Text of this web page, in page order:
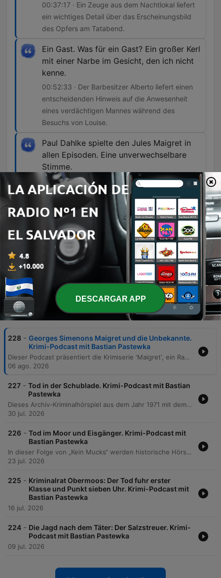
00:37:17 · Ein Zeuge aus dem Nachtlokal liefert
ein wichtiges Detail über das Erscheinungsbild
des Opfers am Tatabend.
Ein Gast. Was für ein Gast? Ein großer Kerl
mit einer Narbe im Gesicht, den ich nicht
kenne.
00:52:33 · Der Barbesitzer Alberto liefert einen
entscheidenden Hinweis auf die Anwesenheit
eines verdächtigen Mannes während des
Besuchs von Louise.
Paul Dahlke spielte den Jules Maigret in
allen Episoden. Eine unverwechselbare
Stimme.
01:00:09 · Der Sprecher würdigt die
schauspielerische Leistung von Paul Dahlke in
der Maigret-Serie.
Genau, unsere gepfiffene Kein Mucks
Schlussmusik ist die Instrumentalversion
von Michael Jaris Lied Ausgerechnet Du.
01:20:34 · Der Sprecher enthüllt die Herkunft der
Schlussmelodie des Podcasts.
Episodios
228 - Georges Simenons Maigret und die Unbekannte.
Krimi-Podcast mit Bastian Pastewka
Dieser Podcast präsentiert die Krimiserie 'Maigret', ein Radiohörspiel aus dem Jahr 1961 basierend auf den Romanen von Georges Simenon. Im Fokus steht das erste Hörspiel 'Maigret und die Unbekannte', in dem die Ermittlungen rund um die Leiche eines jungen Mädchens am Place Vendôme sowie die Suche nach Spuren wie einem alten Foto und Zeugenaussagen thematisiert werden. Zusätzlich beleuchtet die Episode das filmische und hörspieltechnische Erbe der beteiligten Schauspieler, darunter Paul Dahlke, Ulrich Beiger und Lina Carstens. Die Folge schließt mit einem Rückblick auf die Maigret-Produktionen sowie musikalischen Verbindungen zum ZDF-Krimi 'Der Kommissar'.
06 ago. 2026
227 - Tod in der Schublade. Krimi-Podcast mit Bastian
Pastewka
Dieses Archiv-Kriminalhörspiel aus dem Jahr 1971 mit dem Titel 'Tod in der Schublade' behandelt den Fall von Mr. Onslow, der behauptet, einen Einbrecher erschossen zu haben. Die Ermittlungen von Inspektor Haskell und Sergeant Figgins decken jedoch eine Inszenierung auf, die schließlich zur Enthüllung einer Erpressung durch Mrs. Onslow führt. Die Episode beleuchtet zudem die Hintergründe des Falls, einschließlich der Entdeckung verbrannter Beweise und der Identifizierung des wahren Täters. Abschließend widmet sich der Podcast den Karrieren der legendären Schauspieler Günther Ungeheuer und Peter Fitz sowie deren prägenden Rollen in klassischen deutschen Hörspielkrimis.
30 jul. 2026
226 - Tod im Moor und Eisgänger. Krimi-Podcast mit
Bastian Pastewka
In dieser Folge von „Kein Mucks“ werden historische Hörspielschätze aus dem DDR-Archiv präsentiert. Im Mittelpunkt steht das Kriminalhörspiel „Tod im Moor“, in dem die Untersuchung einer alten Moorleiche zu illegalen Schwarzmarktgeschäften und persönlichen Verstrickungen führt, sowie der Krimi „Eisgänger“, der einen Brand in einer Werft an der Ostsee und die damit verbundenen familiären Konflikte thematisiert. Zusätzlich bietet die Episode tiefe Einblicke in die Geschichte des DDR-Krimis. Es wird die Entstehung der Radioserie „Tatbestand“ sowie des Fernsehklassikers „Polizeiruf 110“ beleuchtet und die beeindruckende Karriere des Schauspielers Jürgen Frohrieb nachgezeichnet.
23 jul. 2026
225 - Kriminalrat Obermoos: Der Tod fuhr erster
Klasse und Punkt sieben Uhr. Krimi-Podcast mit
Bastian Pastewka
16 jul. 2026
224 - Die Jagd nach dem Täter: Der Salzstreuer. Krimi-
Podcast mit Bastian Pastewka
09 jul. 2026
DESCARGAR APP